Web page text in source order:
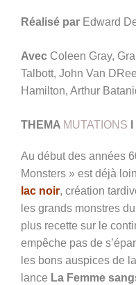
Réalisé par Edward
Avec Coleen Gray,
Talbott, John Van
Hamilton, Arthur
THEMA MUTATIONS
Au début des années
Monsters » est déjà
lac noir, création
les grands monstres
plus recette sur le
empêche pas de
les bons auspices de
lance La Femme